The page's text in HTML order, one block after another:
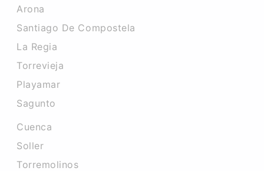
Arona
Santiago De Compostela
La Regia
Torrevieja
Playamar
Sagunto
Cuenca
Soller
Torremolinos